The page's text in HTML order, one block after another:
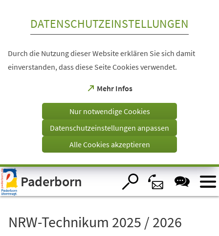
Visuelle
Assistenzsoftware
öffnen.
DATENSCHUTZEINSTELLUNGEN
Durch die Nutzung dieser Website erklären Sie sich damit
einverstanden, dass diese Seite Cookies verwendet.
Mehr Infos
(Öffnet
einem
Tab)
Nur notwendige Cookies
Datenschutzeinstellungen anpassen
Alle Cookies akzeptieren
Paderborn
NRW-Technikum 2025 / 2026